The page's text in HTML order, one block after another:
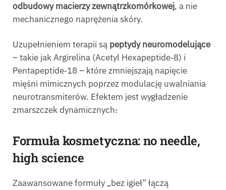
odbudowy macierzy zewnątrzkomórkowej, a nie
mechanicznego naprężenia skóry.
Uzupełnieniem terapii są peptydy neuromodelujące
– takie jak Argirelina (Acetyl Hexapeptide‑8) i
Pentapeptide‑18 – które zmniejszają napięcie
mięśni mimicznych poprzez modulację uwalniania
neurotransmiterów. Efektem jest wygładzenie
zmarszczek dynamicznych.
Formuła kosmetyczna: no needle,
high science
Zaawansowane formuły „bez igieł” łączą